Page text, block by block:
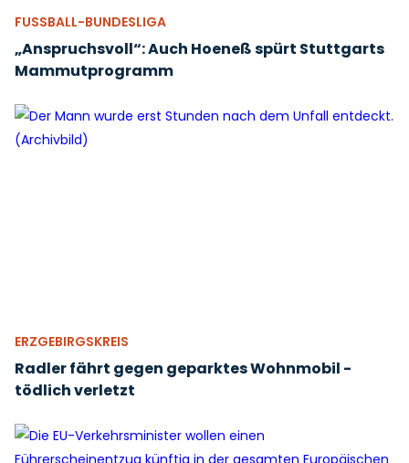
FUSSBALL-BUNDESLIGA
„Anspruchsvoll“: Auch Hoeneß spürt Stuttgarts
Mammutprogramm
ERZGEBIRGSKREIS
Radler fährt gegen geparktes Wohnmobil -
tödlich verletzt